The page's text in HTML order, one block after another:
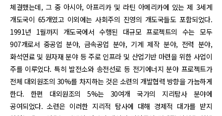
체결했는데, 그 중 아시아, 아프리카 및 라틴 아메리카에 있는 제 3세계
개도국이 65개였고 이외에는 사회주의 진영의 개도국들도 포함되었다.
1991년 1월까지 개도국에서 수행된 대규모 프로젝트의 수는 모두
907개로서 중공업 분야, 금속공업 분야, 기계 제작 분야, 전력 분야,
화석연료 및 원자재 분야 등 주로 인프라 및 산업기반 마련을 위한 사업이
주를 이루었다. 특히 발전소와 송전선로 등 전기에너지 분야 프로젝트가
전체 대외원조의 30%를 차지하는 것은 소련의 개발협력 방향을 가늠하게
한다. 한편 대외원조의 5%는 30여개 국가의 지리탐사 분야에
공여되었다. 소련은 이러한 지리적 탐사에 대해 경제적 대가를 받지